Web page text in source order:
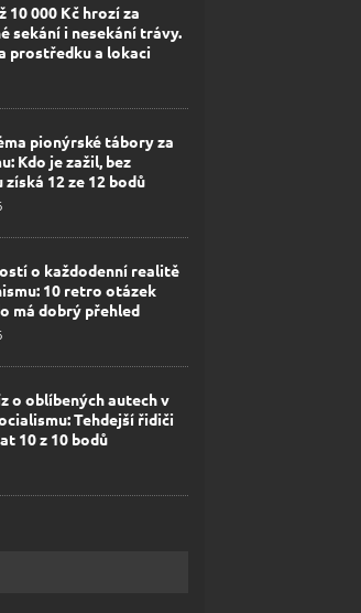
10 000 Kč hrozí za
sekání i nesekání trávy.
prostředku a lokaci
pionýrské tábory za
Kdo je zažil, bez
získá 12 ze 12 bodů
o každodenní realitě
10 retro otázek
má dobrý přehled
o oblíbených autech v
Tehdejší řidiči
10 z 10 bodů